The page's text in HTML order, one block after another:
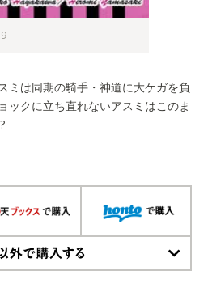
ミは同期の騎手・神道に大ケガを負
ックに立ち直れないアスミはこのま